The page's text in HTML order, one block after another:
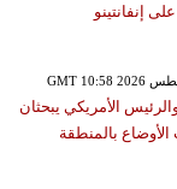
إنفانتينو
الأمريكي يبحثان
الأوضاع بالمنطقة